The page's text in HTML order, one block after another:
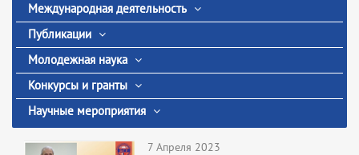
Международная деятельность
Публикации
Молодежная наука
Конкурсы и гранты
Научные мероприятия
7 Апреля 2023